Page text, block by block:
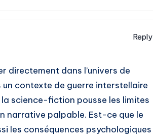
Reply
directement dans l’univers de
un contexte de guerre interstellaire
science-fiction pousse les limites
narrative palpable. Est-ce que le
les conséquences psychologiques